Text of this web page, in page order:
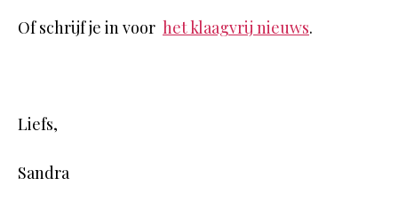
Of schrijf je in voor het klaagvrij nieuws.
Liefs,
Sandra